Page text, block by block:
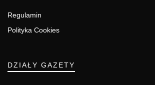
Regulamin
Polityka Cookies
DZIAŁY GAZETY